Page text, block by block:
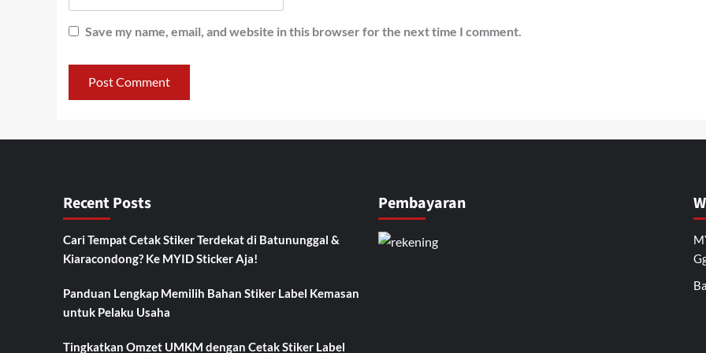
Save my name, email, and website in this browser for the next time I comment.
Recent Posts
Cari Tempat Cetak Stiker Terdekat di Batununggal &
Kiaracondong? Ke MYID Sticker Aja!
Panduan Lengkap Memilih Bahan Stiker Label Kemasan
untuk Pelaku Usaha
Tingkatkan Omzet UMKM dengan Cetak Stiker Label
Pembayaran